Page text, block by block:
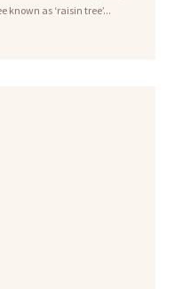
known as ‘raisin tree’...